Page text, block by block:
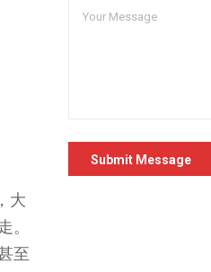
大
。
至